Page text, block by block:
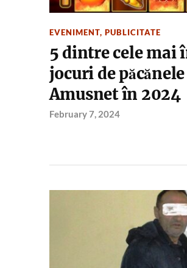
EVENIMENT, PUBLICITATE
5 dintre cele mai
jocuri de
Amusnet în 2024
February 7, 2024